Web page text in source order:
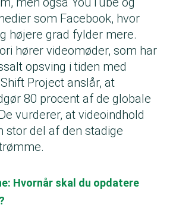
som Facebook, hvor
højere grad fylder mere.
hører videomøder, som har
opsving i tiden med
Project anslår, at
80 procent af de globale
vurderer, at videoindhold
stor del af den stadige
Hvornår skal du opdatere